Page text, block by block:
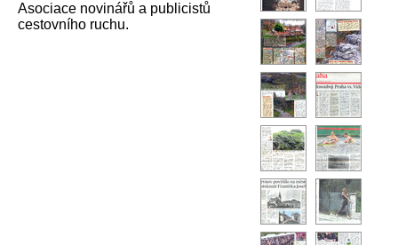
Asociace novinářů a publicistů
cestovního ruchu.